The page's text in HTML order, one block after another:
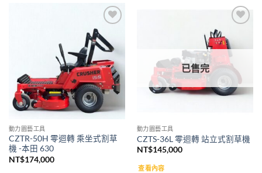
Add to
wishlist
動力園藝工具
CZTR-50H 零迴轉 乘坐式割草
機 -本田 630
NT$174,000
wishlist
已售完
動力園藝工具
CZTS-36L 零迴轉 站立式割草機
NT$145,000
查看內容